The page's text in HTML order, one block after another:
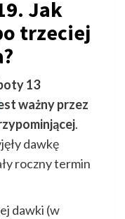
Jak
trzeciej
13
ważny przez
.
dawkę
roczny termin
dawki (w